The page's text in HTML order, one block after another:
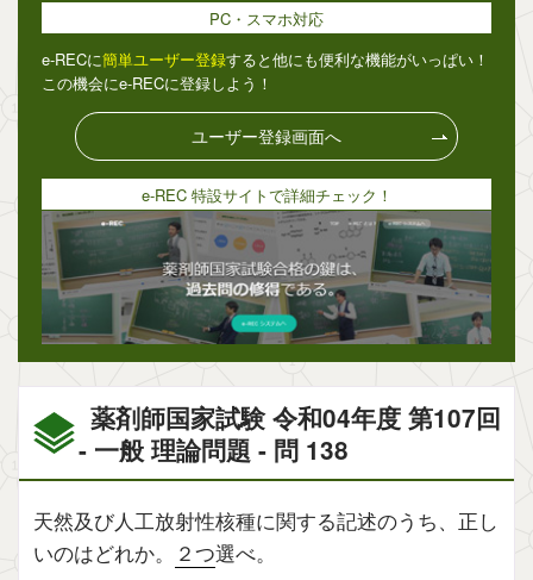
薬剤師国家試験 令和04年度 第107回
- 一般 理論問題 - 問 138
天然及び人工放射性核種に関する記述のうち、正し
いのはどれか。
２つ選べ。
PC・スマホ対応
e-RECに簡単ユーザー登録すると他にも便利な機能がいっぱい！
この機会にe-RECに登録しよう！
ユーザー登録画面へ
e-REC 特設サイトで詳細チェック！